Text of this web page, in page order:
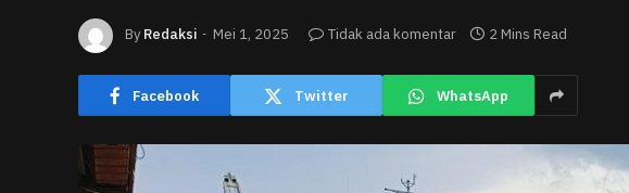
By Redaksi Mei 1, 2025 Tidak ada komentar 2 Mins Read
Facebook Twitter WhatsApp